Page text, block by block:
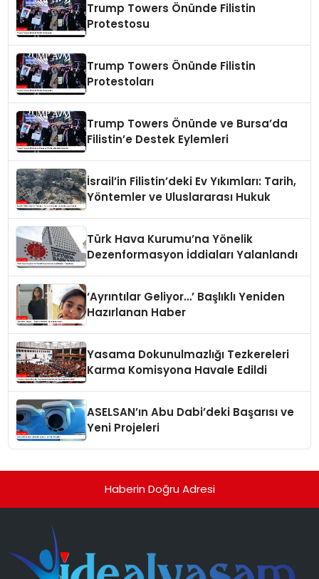
Trump Towers Önünde Filistin
Protestosu
Trump Towers Önünde Filistin
Protestoları
Trump Towers Önünde ve Bursa’da
Filistin’e Destek Eylemleri
İsrail’in Filistin’deki Ev Yıkımları: Tarih,
Yöntemler ve Uluslararası Hukuk
Türk Hava Kurumu’na Yönelik
Dezenformasyon İddiaları Yalanlandı
‘Ayrıntılar Geliyor…’ Başlıklı Yeniden
Hazırlanan Haber
Yasama Dokunulmazlığı Tezkereleri
Karma Komisyona Havale Edildi
ASELSAN’ın Abu Dabi’deki Başarısı ve
Yeni Projeleri
Haberin Doğru Adresi